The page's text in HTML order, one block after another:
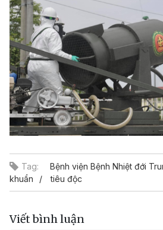
Tag: Bệnh viện Bệnh Nhiệt đới
khuẩn
tiêu độc
Viết bình luận